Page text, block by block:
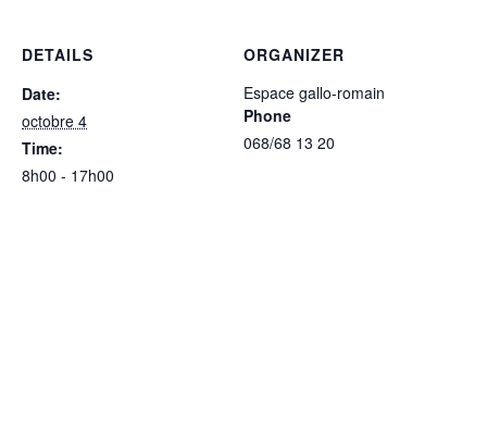
DETAILS
Date:
octobre 4
Time:
8h00 - 17h00
ORGANIZER
Espace gallo-romain
Phone
068/68 13 20